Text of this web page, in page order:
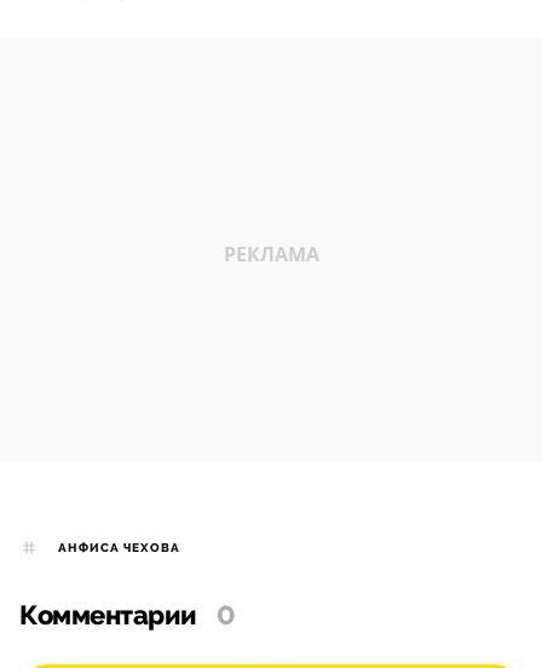
АНФИСА ЧЕХОВА
Комментарии 0